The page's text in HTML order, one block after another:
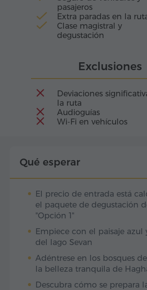
pasajeros
Extra paradas en la
Clase magistral y
degustación
Exclusiones
Deviaciones
la ruta
Audioguías
Wi-Fi en vehículos
Qué esperar
El precio de entrada está
el paquete de degustación
"Opción 1"
Empiece con el paisaje azul
del lago Sevan
Adéntrese en los bosques
la belleza tranquila de
Descubra cómo se prepara